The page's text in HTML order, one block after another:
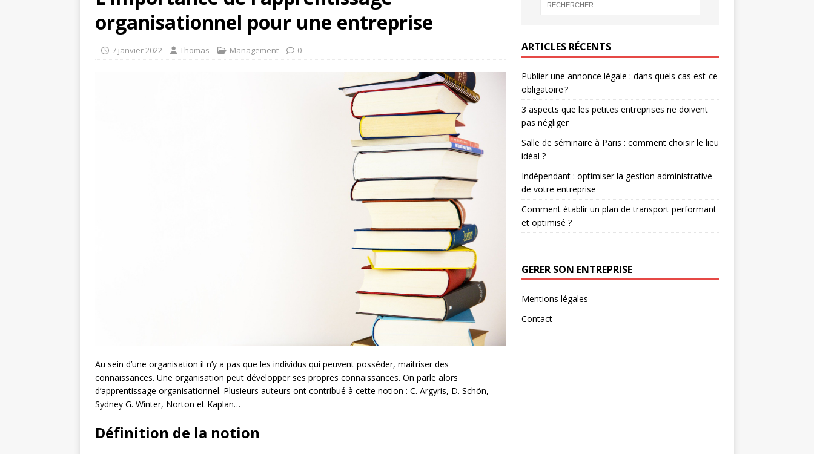
organisationnel pour une entreprise
7 janvier 2022 Thomas Management 0
Au sein d’une organisation il n’y a pas que les individus qui peuvent posséder, maitriser des
connaissances. Une organisation peut développer ses propres connaissances. On parle alors
d’apprentissage organisationnel. Plusieurs auteurs ont contribué à cette notion : C. Argyris, D. Schön,
Sydney G. Winter, Norton et Kaplan…
Définition de la notion
ARTICLES RÉCENTS
Publier une annonce légale : dans quels cas est-ce
obligatoire ?
3 aspects que les petites entreprises ne doivent
pas négliger
Salle de séminaire à Paris : comment choisir le lieu
idéal ?
Indépendant : optimiser la gestion administrative
de votre entreprise
Comment établir un plan de transport performant
et optimisé ?
GERER SON ENTREPRISE
Mentions légales
Contact